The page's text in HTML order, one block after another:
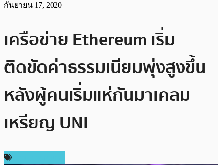
กันยายน 17, 2020
เครือข่าย Ethereum เริ่ม
ติดขัดค่าธรรมเนียมพุ่งสูงขึ้น
หลังผู้คนเริ่มแห่กันมาเคลม
เหรียญ UNI